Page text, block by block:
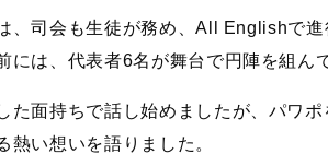
、司会も生徒が務め、All Englishで進
には、代表者6名が舞台で円陣を組
た面持ちで話し始めましたが、パワ
熱い想いを語りました。